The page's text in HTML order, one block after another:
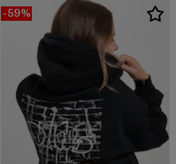
-59%